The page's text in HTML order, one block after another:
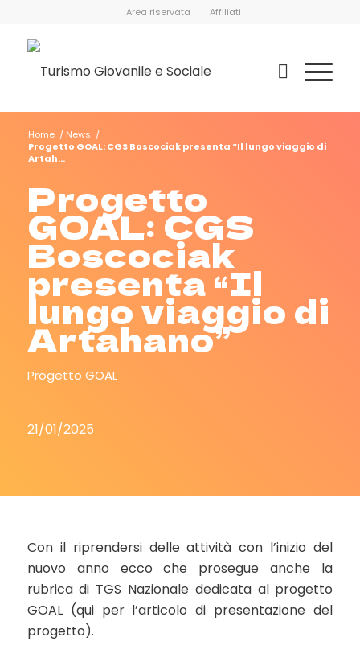
Area riservata Affiliati
Home / News /
Progetto GOAL: CGS Boscociak presenta “Il lungo viaggio di
Artah...
Progetto
GOAL: CGS
Boscociak
presenta “Il
lungo viaggio di
Artahano”
Progetto GOAL
21/01/2025
Con il riprendersi delle attività con l’inizio del
nuovo anno ecco che prosegue anche la
rubrica di TGS Nazionale dedicata al progetto
GOAL (qui per l’articolo di presentazione del
progetto).